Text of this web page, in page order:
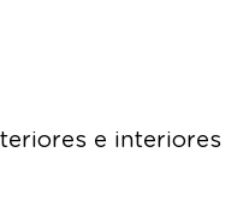
e interiores